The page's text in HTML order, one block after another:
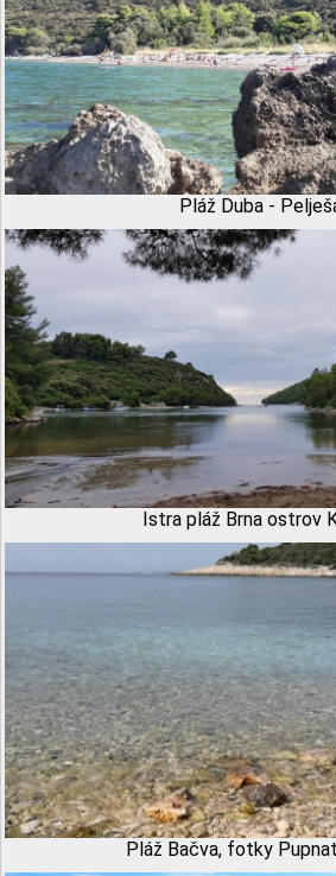
Pláž Duba -
Istra pláž Brna ostrov
Pláž Bačva, fotky